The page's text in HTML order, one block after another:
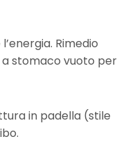
Rimedio
a stomaco vuoto per
in padella (stile